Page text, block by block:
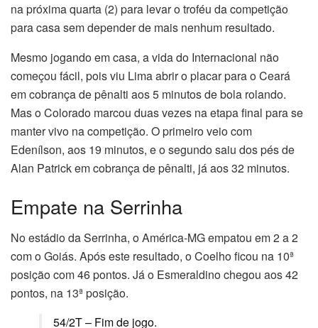
na próxima quarta (2) para levar o troféu da competição
para casa sem depender de mais nenhum resultado.
Mesmo jogando em casa, a vida do Internacional não
começou fácil, pois viu Lima abrir o placar para o Ceará
em cobrança de pênalti aos 5 minutos de bola rolando.
Mas o Colorado marcou duas vezes na etapa final para se
manter vivo na competição. O primeiro veio com
Edenílson, aos 19 minutos, e o segundo saiu dos pés de
Alan Patrick em cobrança de pênalti, já aos 32 minutos.
Empate na Serrinha
No estádio da Serrinha, o América-MG empatou em 2 a 2
com o Goiás. Após este resultado, o Coelho ficou na 10ª
posição com 46 pontos. Já o Esmeraldino chegou aos 42
pontos, na 13ª posição.
54/2T – Fim de jogo.